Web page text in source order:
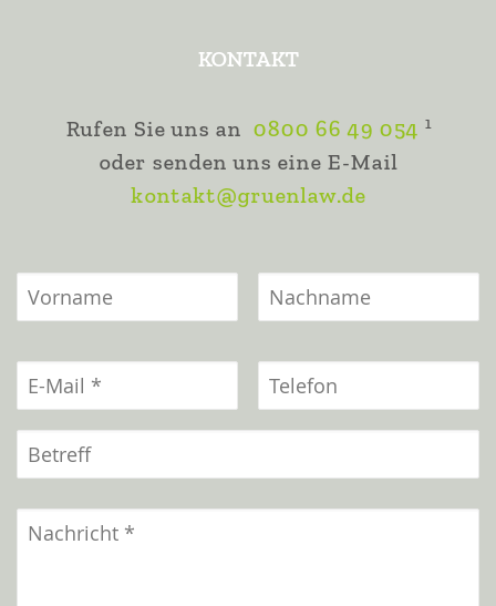
KONTAKT
Rufen Sie uns an 0800 66 49 054 1
oder senden uns eine E-Mail
kontakt@gruenlaw.de